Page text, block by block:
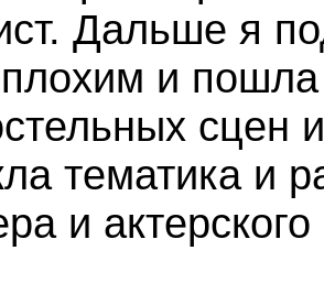
Дальше я
и
сцен
тематика и
и